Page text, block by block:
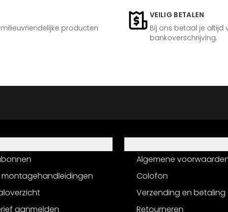
producten
VEILIG BETALEN
Bij ons betaal je altijd
bankoverschrijving.
montagehandleidingen
aanmelden
Algemene
Colofon
Verzending en betaling
Retourneren